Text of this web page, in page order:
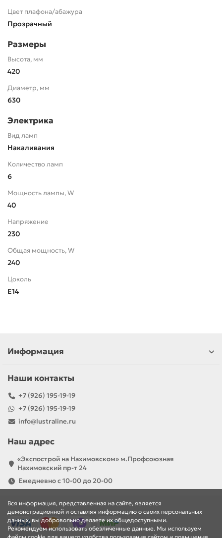
Цвет плафона/абажура
Прозрачный
Размеры
Высота, мм
420
Диаметр, мм
630
Электрика
Вид ламп
Накаливания
Количество ламп
6
Мощность лампы, W
40
Напряжение
230
Общая мощность, W
240
Цоколь
E14
Вся информация, представленная на сайте, является
демонстрационной и оставляя информацию о своих персональных
данных, вы добровольно делаете их общедоступными.
Рекомендуем использовать обезличенные данные. Мы используем
Информация
Наши контакты
+7 (926) 195-19-19
+7 (926) 195-19-19
info@lustraline.ru
Наш адрес
«Экспострой на Нахимовском» м.Профсоюзная
Нахимовский пр-т 24
Ежедневно с 10-00 до 20-00